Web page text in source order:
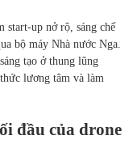
start-up nở rộ, sáng chế
bộ máy Nhà nước Nga.
tạo ở thung lũng
lương tâm và làm
đầu của drone